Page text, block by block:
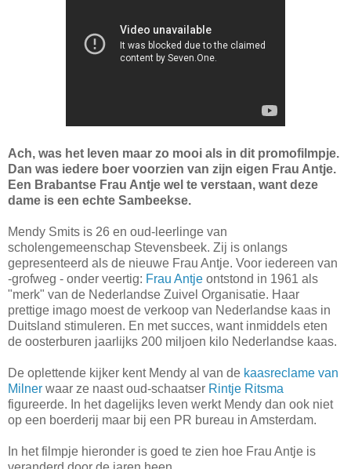
Ach, was het leven maar zo mooi als in dit promofilmpje.
Dan was iedere boer voorzien van zijn eigen Frau Antje.
Een Brabantse Frau Antje wel te verstaan, want deze
dame is een echte Sambeekse.
Mendy Smits is 26 en oud-leerlinge van
scholengemeenschap Stevensbeek. Zij is onlangs
gepresenteerd als de nieuwe Frau Antje. Voor iedereen van
-grofweg - onder veertig: Frau Antje ontstond in 1961 als
"merk" van de Nederlandse Zuivel Organisatie. Haar
prettige imago moest de verkoop van Nederlandse kaas in
Duitsland stimuleren. En met succes, want inmiddels eten
de oosterburen jaarlijks 200 miljoen kilo Nederlandse kaas.
De oplettende kijker kent Mendy al van de kaasreclame van
Milner waar ze naast oud-schaatser Rintje Ritsma
figureerde. In het dagelijks leven werkt Mendy dan ook niet
op een boerderij maar bij een PR bureau in Amsterdam.
In het filmpje hieronder is goed te zien hoe Frau Antje is